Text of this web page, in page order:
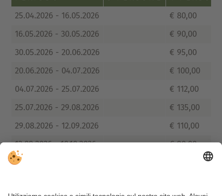
25.04.2026 - 16.05.2026
€ 80,00
16.05.2026 - 30.05.2026
€ 90,00
30.05.2026 - 20.06.2026
€ 95,00
20.06.2026 - 04.07.2026
€ 100,00
04.07.2026 - 25.07.2026
€ 112,00
25.07.2026 - 29.08.2026
€ 135,00
29.08.2026 - 12.09.2026
€ 110,00
12.09.2026 - 10.10.2026
€ 90,00
10.10.2026 - 05.12.2026